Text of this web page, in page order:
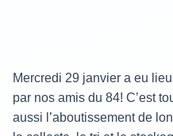
Mercredi 29 janvier a eu
par nos amis du 84! C’est
aussi l’aboutissement de